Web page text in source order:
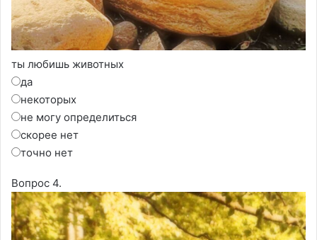
ты любишь животных
да
некоторых
не могу определиться
скорее нет
точно нет
Вопрос 4.